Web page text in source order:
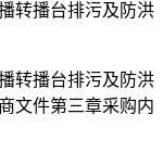
转播台排污及防洪
转播台排污及防洪
文件第三章采购内